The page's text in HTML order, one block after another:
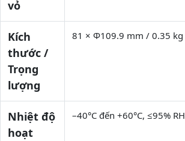
vỏ
Kích
thước /
Trọng
lượng
81 × Φ109.9 mm / 0.35 kg
Nhiệt độ
hoạt
–40°C đến +60°C, ≤95% RH